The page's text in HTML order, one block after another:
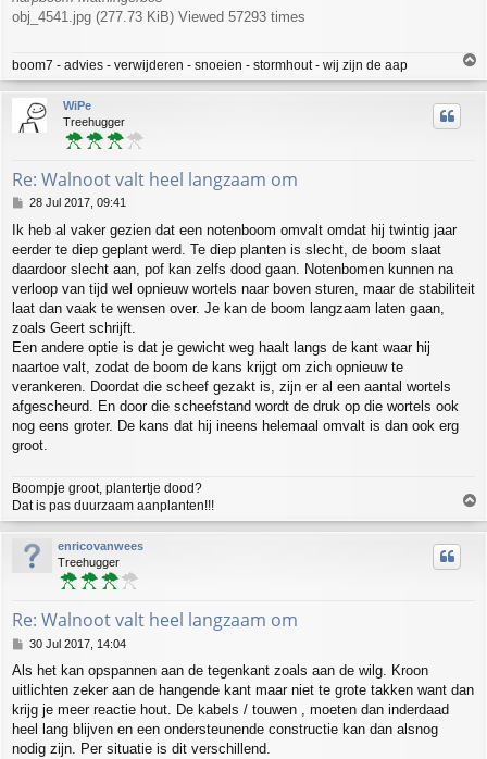
obj_4541.jpg (277.73 KiB) Viewed 57293 times
boom7 - advies - verwijderen - snoeien - stormhout - wij zijn de aap
p
WiPe
Treehugger
Re: Walnoot valt heel langzaam om
P
s
t
28 Jul 2017, 09:41
Ik heb al vaker gezien dat een notenboom omvalt omdat hij twintig jaar
eerder te diep geplant werd. Te diep planten is slecht, de boom slaat
daardoor slecht aan, pof kan zelfs dood gaan. Notenbomen kunnen na
verloop van tijd wel opnieuw wortels naar boven sturen, maar de stabiliteit
laat dan vaak te wensen over. Je kan de boom langzaam laten gaan,
zoals Geert schrijft.
Een andere optie is dat je gewicht weg haalt langs de kant waar hij
naartoe valt, zodat de boom de kans krijgt om zich opnieuw te
verankeren. Doordat die scheef gezakt is, zijn er al een aantal wortels
afgescheurd. En door die scheefstand wordt de druk op die wortels ook
nog eens groter. De kans dat hij ineens helemaal omvalt is dan ook erg
groot.
Boompje groot, plantertje dood?
Dat is pas duurzaam aanplanten!!!
o
p
enricovanwees
Treehugger
Re: Walnoot valt heel langzaam om
P
s
t
30 Jul 2017, 14:04
Als het kan opspannen aan de tegenkant zoals aan de wilg. Kroon
uitlichten zeker aan de hangende kant maar niet te grote takken want dan
krijg je meer reactie hout. De kabels / touwen , moeten dan inderdaad
heel lang blijven en een ondersteunende constructie kan dan alsnog
nodig zijn. Per situatie is dit verschillend.